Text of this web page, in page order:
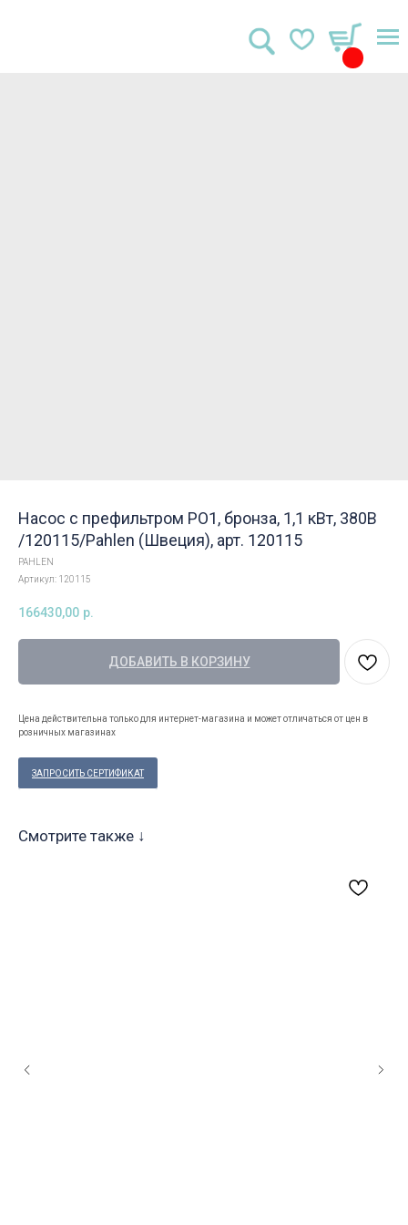
Насос с префильтром РО1, бронза, 1,1 кВт, 380В
/120115/Pahlen (Швеция), арт. 120115
PAHLEN
Артикул: 120115
166430,00 р.
ДОБАВИТЬ В КОРЗИНУ
Цена действительна только для интернет-магазина и может отличаться от цен в
розничных магазинах
ЗАПРОСИТЬ СЕРТИФИКАТ
Смотрите также ↓